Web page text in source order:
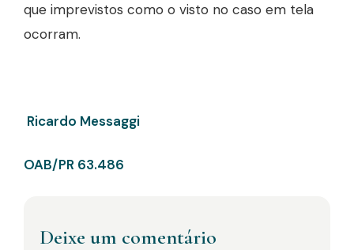
que imprevistos como o visto no caso em tela
ocorram.
Ricardo Messaggi
OAB/PR 63.486
Deixe um comentário